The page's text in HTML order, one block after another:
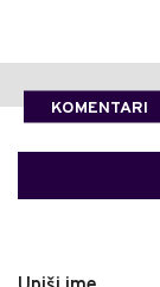
KOMENTARI